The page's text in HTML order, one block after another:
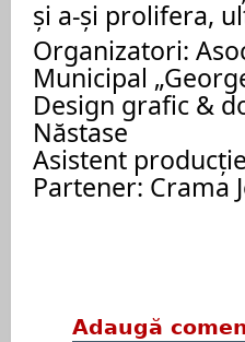
și a-și prolifera,
Organizatori:
Municipal
Design grafic &
Năstase
Asistent
Partener: Crama
Adaugă